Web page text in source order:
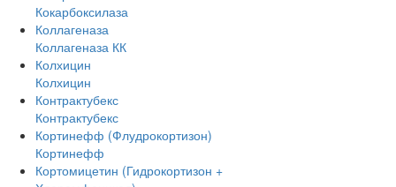
Кокарбоксилаза
Коллагеназа
Коллагеназа КК
Колхицин
Колхицин
Контрактубекс
Контрактубекс
Кортинефф (Флудрокортизон)
Кортинефф
Кортомицетин (Гидрокортизон +